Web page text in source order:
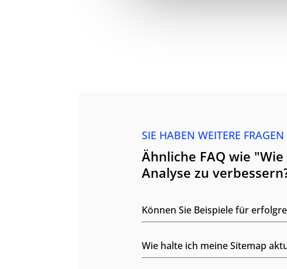
SIE HABEN WEITERE FRAGEN
Ähnliche FAQ wie
Analyse zu
Können Sie Beispiele für
Wie halte ich meine Sitemap